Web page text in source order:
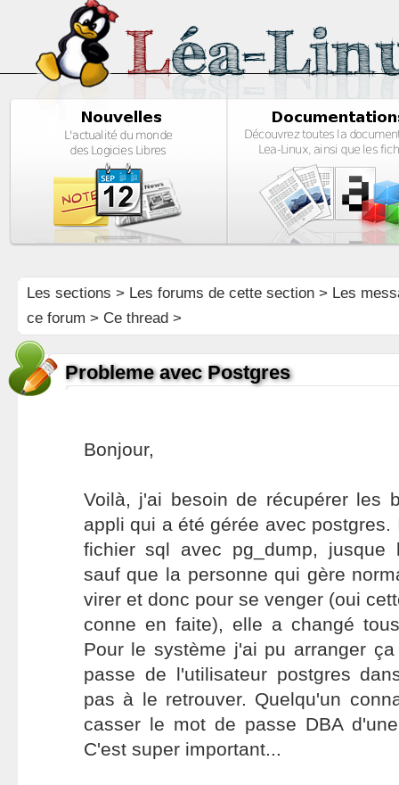
Les sections > Les forums de cette section> Les
ce forum > Ce thread >
Probleme avec Postgres
Bonjour,
Voilà, j'ai besoin de récupérer les
appli qui a été gérée avec postgres.
fichier sql avec pg_dump, jusque
sauf que la personne qui gère
virer et donc pour se venger (oui
conne en faite), elle a changé
Pour le système j'ai pu arranger
passe de l'utilisateur postgres
pas à le retrouver. Quelqu'un
casser le mot de passe DBA
C'est super important...